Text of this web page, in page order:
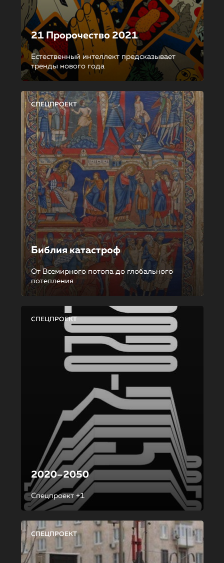
21 Пророчество 2021
Естественный интеллект предсказывает
тренды нового года
СПЕЦПРОЕКТ
Библия катастроф
От Всемирного потопа до глобального
потепления
СПЕЦПРОЕКТ
2020–2050
Спецпроект +1
СПЕЦПРОЕКТ